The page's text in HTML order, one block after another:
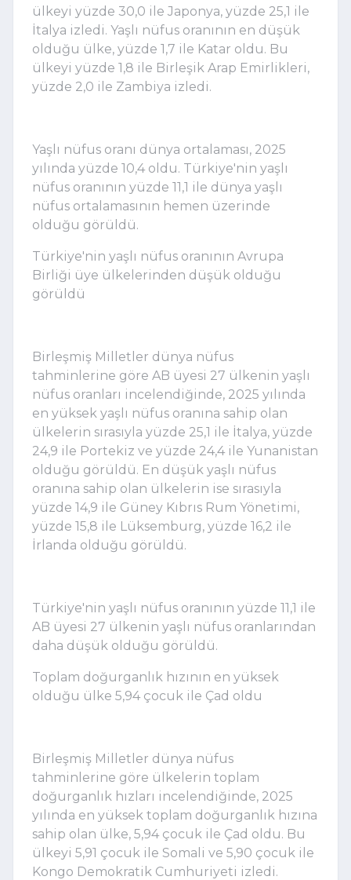
ülkeyi yüzde 30,0 ile Japonya, yüzde 25,1 ile
İtalya izledi. Yaşlı nüfus oranının en düşük
olduğu ülke, yüzde 1,7 ile Katar oldu. Bu
ülkeyi yüzde 1,8 ile Birleşik Arap Emirlikleri,
yüzde 2,0 ile Zambiya izledi.
Yaşlı nüfus oranı dünya ortalaması, 2025
yılında yüzde 10,4 oldu. Türkiye'nin yaşlı
nüfus oranının yüzde 11,1 ile dünya yaşlı
nüfus ortalamasının hemen üzerinde
olduğu görüldü.
Türkiye'nin yaşlı nüfus oranının Avrupa
Birliği üye ülkelerinden düşük olduğu
görüldü
Birleşmiş Milletler dünya nüfus
tahminlerine göre AB üyesi 27 ülkenin yaşlı
nüfus oranları incelendiğinde, 2025 yılında
en yüksek yaşlı nüfus oranına sahip olan
ülkelerin sırasıyla yüzde 25,1 ile İtalya, yüzde
24,9 ile Portekiz ve yüzde 24,4 ile Yunanistan
olduğu görüldü. En düşük yaşlı nüfus
oranına sahip olan ülkelerin ise sırasıyla
yüzde 14,9 ile Güney Kıbrıs Rum Yönetimi,
yüzde 15,8 ile Lüksemburg, yüzde 16,2 ile
İrlanda olduğu görüldü.
Türkiye'nin yaşlı nüfus oranının yüzde 11,1 ile
AB üyesi 27 ülkenin yaşlı nüfus oranlarından
daha düşük olduğu görüldü.
Toplam doğurganlık hızının en yüksek
olduğu ülke 5,94 çocuk ile Çad oldu
Birleşmiş Milletler dünya nüfus
tahminlerine göre ülkelerin toplam
doğurganlık hızları incelendiğinde, 2025
yılında en yüksek toplam doğurganlık hızına
sahip olan ülke, 5,94 çocuk ile Çad oldu. Bu
ülkeyi 5,91 çocuk ile Somali ve 5,90 çocuk ile
Kongo Demokratik Cumhuriyeti izledi.